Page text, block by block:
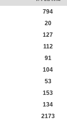
794
20
127
112
91
104
53
153
134
2173